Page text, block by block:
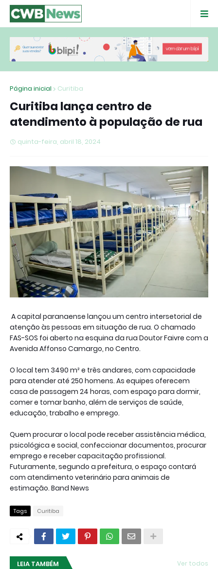
Página inicial Curitiba
Curitiba lança centro de
atendimento à população de rua
quinta-feira, abril 18, 2024
A capital paranaense lançou um centro intersetorial de
atenção às pessoas em situação de rua. O chamado
FAS-SOS foi aberto na esquina da rua Doutor Faivre com a
Avenida Affonso Camargo, no Centro.
O local tem 3490 m² e três andares, com capacidade
para atender até 250 homens. As equipes oferecem
casa de passagem 24 horas, com espaço para dormir,
comer e tomar banho, além de serviços de saúde,
educação, trabalho e emprego.
Quem procurar o local pode receber assistência médica,
psicológica e social, confeccionar documentos, procurar
emprego e receber capacitação profissional.
Futuramente, segundo a prefeitura, o espaço contará
com atendimento veterinário para animais de
estimação. Band News
Tags Curitiba
LEIA TAMBÉM Ver todos